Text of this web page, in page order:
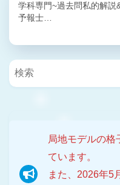
学科専門~過去問私的解説
予報士…
局地モデルの格
ています。
また、2026年5